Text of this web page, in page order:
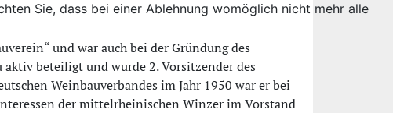
und war auch bei der Gründung des
beteiligt und wurde 2. Vorsitzender des
Weinbauverbandes im Jahr 1950 war er bei
der mittelrheinischen Winzer im Vorstand
Sie, dass bei einer Ablehnung womöglich nicht mehr alle